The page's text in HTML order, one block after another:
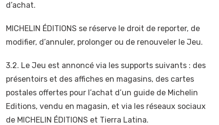
d’achat.
MICHELIN ÉDITIONS se réserve le droit de reporter, de
modifier, d’annuler, prolonger ou de renouveler le Jeu.
3.2. Le Jeu est annoncé via les supports suivants : des
présentoirs et des affiches en magasins, des cartes
postales offertes pour l’achat d’un guide de Michelin
Editions, vendu en magasin, et via les réseaux sociaux
de MICHELIN ÉDITIONS et Tierra Latina.